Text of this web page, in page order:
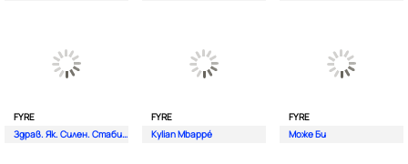
FYRE
Здрав. Як. Силен. Стабилен.
FYRE
Kylian Mbappé
FYRE
Може Би